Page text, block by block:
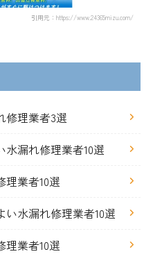
引用元：https://www.24365mizu.com/
修理業者3選
漏れ修理業者10選
理業者10選
水漏れ修理業者10選
業者10選